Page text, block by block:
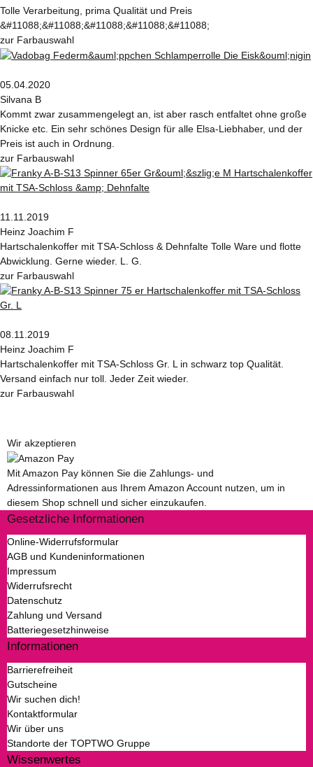
Tolle Verarbeitung, prima Qualität und Preis
&#11088;&#11088;&#11088;&#11088;&#11088;
zur Farbauswahl
05.04.2020
Silvana B
Kommt zwar zusammengelegt an, ist aber rasch entfaltet ohne große
Knicke etc. Ein sehr schönes Design für alle Elsa-Liebhaber, und der
Preis ist auch in Ordnung.
zur Farbauswahl
11.11.2019
Heinz Joachim F
Hartschalenkoffer mit TSA-Schloss & Dehnfalte Tolle Ware und flotte
Abwicklung. Gerne wieder. L. G.
zur Farbauswahl
08.11.2019
Heinz Joachim F
Hartschalenkoffer mit TSA-Schloss Gr. L in schwarz top Qualität.
Versand einfach nur toll. Jeder Zeit wieder.
zur Farbauswahl
Wir akzeptieren
Mit Amazon Pay können Sie die Zahlungs- und
Adressinformationen aus Ihrem Amazon Account nutzen, um in
diesem Shop schnell und sicher einzukaufen.
Gesetzliche Informationen
Online-Widerrufsformular
AGB und Kundeninformationen
Impressum
Widerrufsrecht
Datenschutz
Zahlung und Versand
Batteriegesetzhinweise
Informationen
Barrierefreiheit
Gutscheine
Wir suchen dich!
Kontaktformular
Wir über uns
Standorte der TOPTWO Gruppe
Wissenwertes